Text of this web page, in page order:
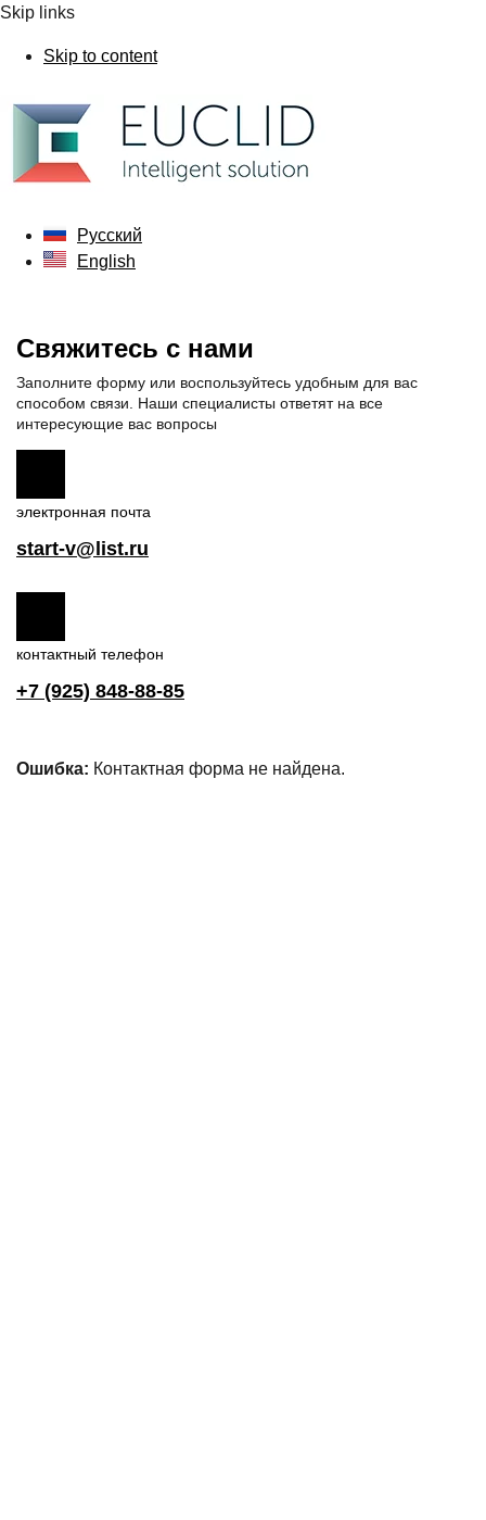
Skip links
Skip to content
Русский
English
Свяжитесь с нами
Заполните форму или воспользуйтесь удобным для вас
способом связи. Наши специалисты ответят на все
интересующие вас вопросы
электронная почта
start-v@list.ru
контактный телефон
+7 (925) 848-88-85
Ошибка: Контактная форма не найдена.